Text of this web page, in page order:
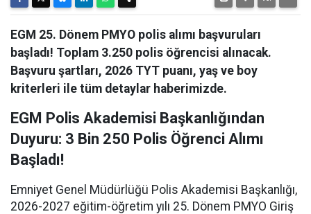
EGM 25. Dönem PMYO polis alımı başvuruları
başladı! Toplam 3.250 polis öğrencisi alınacak.
Başvuru şartları, 2026 TYT puanı, yaş ve boy
kriterleri ile tüm detaylar haberimizde.
EGM Polis Akademisi Başkanlığından
Duyuru: 3 Bin 250 Polis Öğrenci Alımı
Başladı!
Emniyet Genel Müdürlüğü Polis Akademisi Başkanlığı,
2026-2027 eğitim-öğretim yılı 25. Dönem PMYO Giriş